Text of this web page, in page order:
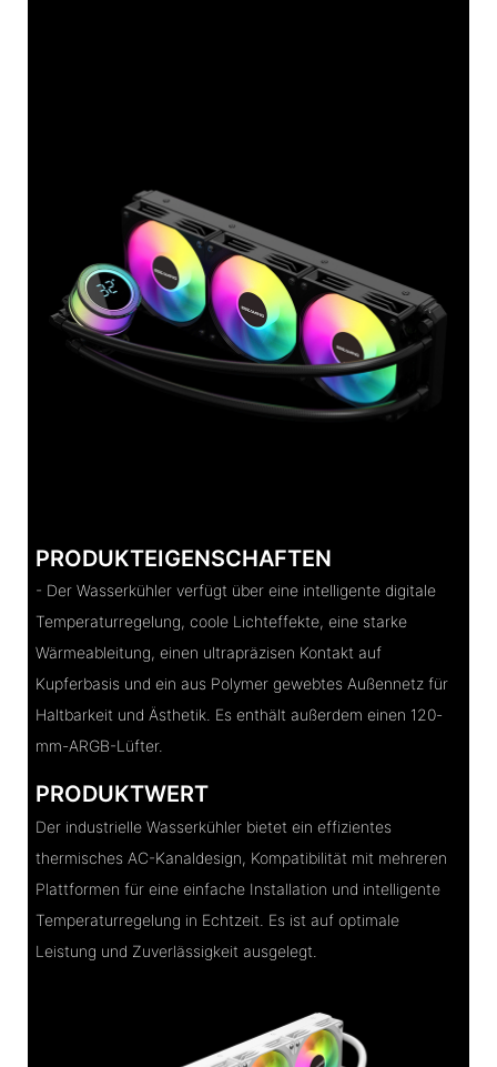
PRODUKTEIGENSCHAFTEN
- Der Wasserkühler verfügt über eine intelligente digitale
Temperaturregelung, coole Lichteffekte, eine starke
Wärmeableitung, einen ultrapräzisen Kontakt auf
Kupferbasis und ein aus Polymer gewebtes Außennetz für
Haltbarkeit und Ästhetik. Es enthält außerdem einen 120-
mm-ARGB-Lüfter.
PRODUKTWERT
Der industrielle Wasserkühler bietet ein effizientes
thermisches AC-Kanaldesign, Kompatibilität mit mehreren
Plattformen für eine einfache Installation und intelligente
Temperaturregelung in Echtzeit. Es ist auf optimale
Leistung und Zuverlässigkeit ausgelegt.